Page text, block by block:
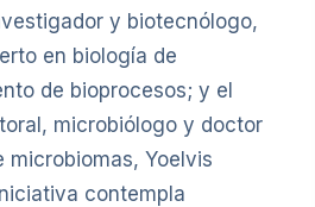
y biotecnólogo,
en biología de
de bioprocesos; y el
microbiólogo y doctor
Yoelvis
contempla